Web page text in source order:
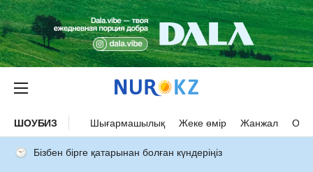
ШОУБИЗ Шығармашылық Жеке өмір Жанжал
Бізбен бірге қатарынан болған күндеріңіз